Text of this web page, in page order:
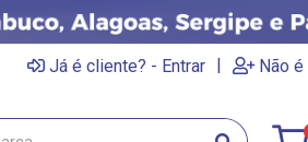
Já é cliente? - Entrar | Não